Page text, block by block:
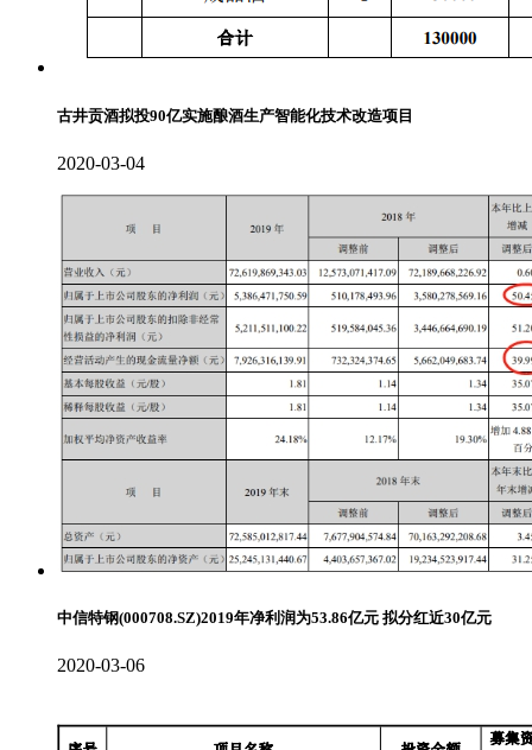
古井贡酒拟投90亿实施酿酒生产智能化技术改造项目
2020-03-04
中信特钢(000708.SZ)2019年净利润为53.86亿元 拟分红近30亿元
2020-03-06